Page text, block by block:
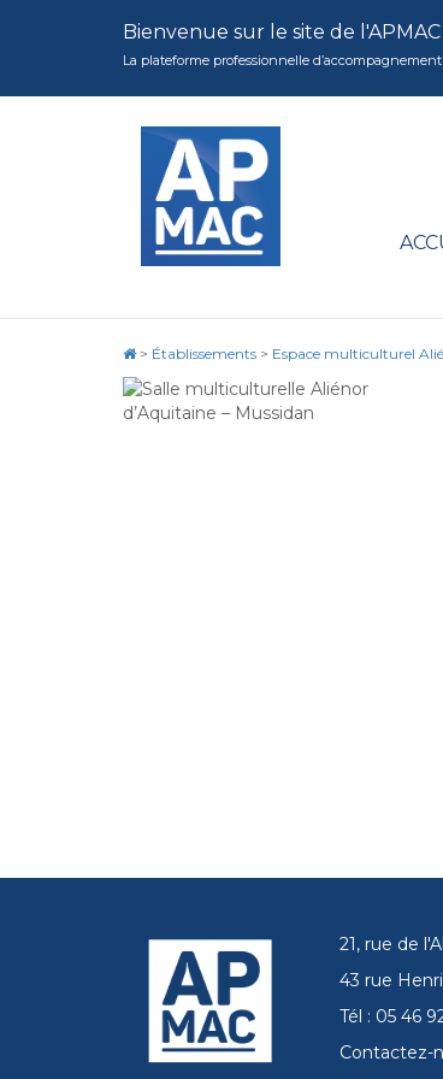
Bienvenue sur le site de
La plateforme professionnelle
> Établissements > Espace multiculturel
21, rue de
43 rue
Tél : 05 46
Contactez-